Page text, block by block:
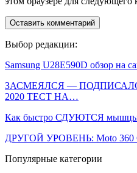
Выбор редакции:
Samsung U28E590D обзор на
ЗАСМЕЯЛСЯ —
2020 ТЕСТ НА…
Как быстро СДУЮТСЯ
ДРУГОЙ УРОВЕНЬ: Moto 360
Популярные категории